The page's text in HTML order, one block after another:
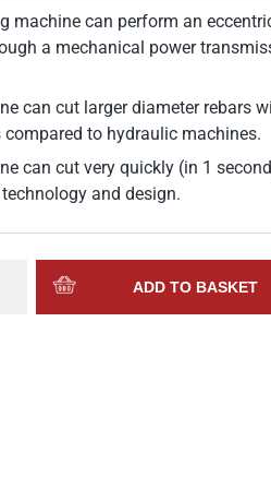
machine can perform an
a mechanical power
can cut larger diameter rebars
compared to hydraulic machines.
can cut very quickly (in 1
and design.
ADD TO BASKET